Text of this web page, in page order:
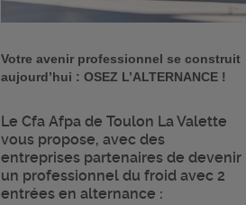
Votre avenir professionnel se construit
aujourd’hui : OSEZ L’ALTERNANCE !
Le Cfa Afpa de Toulon La Valette
vous propose, avec des
entreprises partenaires de devenir
un professionnel du froid avec 2
entrées en alternance :